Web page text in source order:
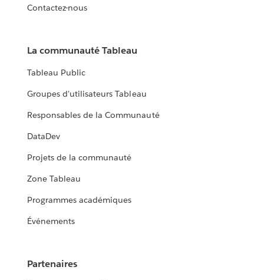
Contactez-nous
La communauté Tableau
Tableau Public
Groupes d'utilisateurs Tableau
Responsables de la Communauté
DataDev
Projets de la communauté
Zone Tableau
Programmes académiques
Événements
Partenaires